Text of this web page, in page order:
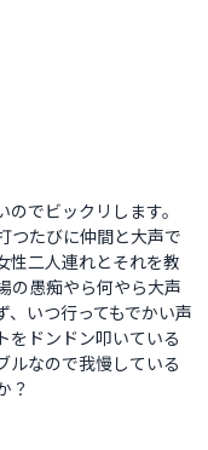
でビックリします。
つたびに仲間と大声で
性二人連れとそれを教
の愚痴やら何やら大声
、いつ行ってもでかい声
をドンドン叩いている
ルなので我慢している
？